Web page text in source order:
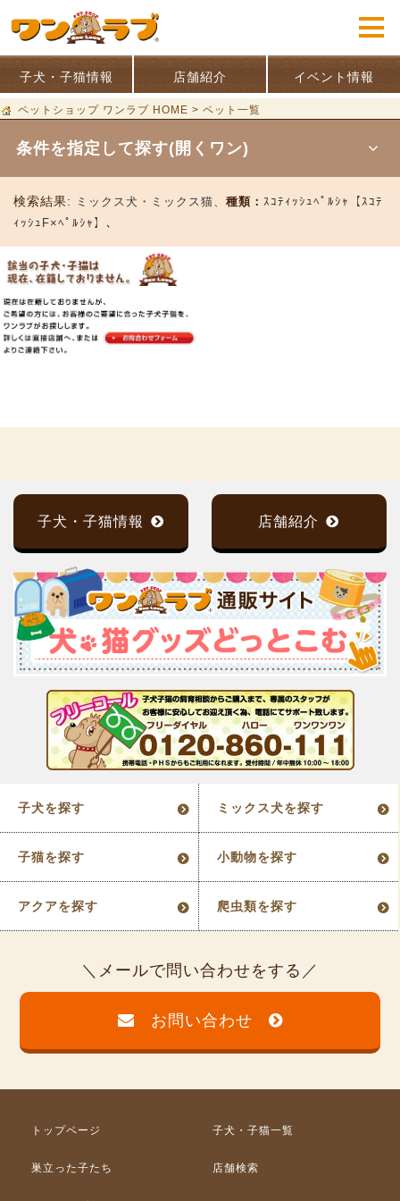
子犬・子猫情報 店舗紹介 イベント情報
ペットショップ ワンラブ HOME > ペット一覧
条件を指定して探す(開くワン)
検索結果: ミックス犬・ミックス猫、 種類： ｽｺﾃｨｯｼｭﾍﾟﾙｼｬ【ｽｺﾃ
ｨｯｼｭF×ﾍﾟﾙｼｬ】、
子犬・子猫情報 店舗紹介
子犬を探す ミックス犬を探す
子猫を探す 小動物を探す
アクアを探す 爬虫類を探す
メールで問い合わせをする
お問い合わせ
トップページ 子犬・子猫一覧
巣立った子たち 店舗検索